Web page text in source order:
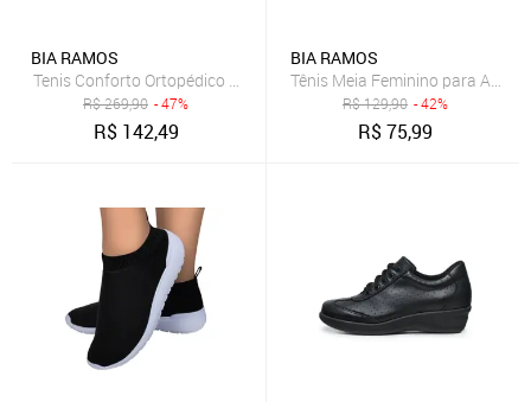
BIA RAMOS
Tenis Conforto Ortopédico com Cadarço Feminino Branco
R$269,90 - 47%
R$ 142,49
BIA RAMOS
Tênis Meia Feminino para
R$129,90 - 42%
R$75,99